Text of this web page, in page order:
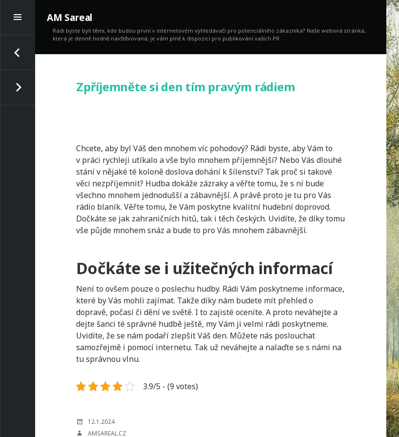
AM Sareal
Rádi byste byli těmi, kdo budou první v internetovém vyhledávači pro potenciálního zákazníka? Naše webová stránka,
která je denně hodně navštěvovaná, je vám plně k dispozici pro publikování vašich PR.
Zpříjemněte si den tím pravým rádiem
Chcete, aby byl Váš den mnohem víc pohodový? Rádi byste, aby Vám to
v práci rychleji utíkalo a vše bylo mnohem příjemnější? Nebo Vás dlouhé
stání v nějaké té koloně doslova dohání k šílenství? Tak proč si takové
věci nezpříjemnit? Hudba dokáže zázraky a věřte tomu, že s ní bude
všechno mnohem jednodušší a zábavnější. A právě proto je tu pro Vás
rádio blaník. Věřte tomu, že Vám poskytne kvalitní hudební doprovod.
Dočkáte se jak zahraničních hitů, tak i těch českých. Uvidíte, že díky tomu
vše půjde mnohem snáz a bude to pro Vás mnohem zábavnější.
Dočkáte se i užitečných informací
Není to ovšem pouze o poslechu hudby. Rádi Vám poskytneme informace,
které by Vás mohli zajímat. Takže díky nám budete mít přehled o
dopravě, počasí či dění ve světě. I to zajisté oceníte. A proto neváhejte a
dejte šanci té správné hudbě ještě, my Vám ji velmi rádi poskytneme.
Uvidíte, že se nám podaří zlepšit Váš den. Můžete nás poslouchat
samozřejmě i pomocí internetu. Tak už neváhejte a nalaďte se s námi na
tu správnou vlnu.
3.9/5 - (9 votes)
POSTED
12.1.2024
AUTHOR
AMSAREAL.CZ
Post
navigation
Zhubněte bez jo-jo efektu
Sidebar